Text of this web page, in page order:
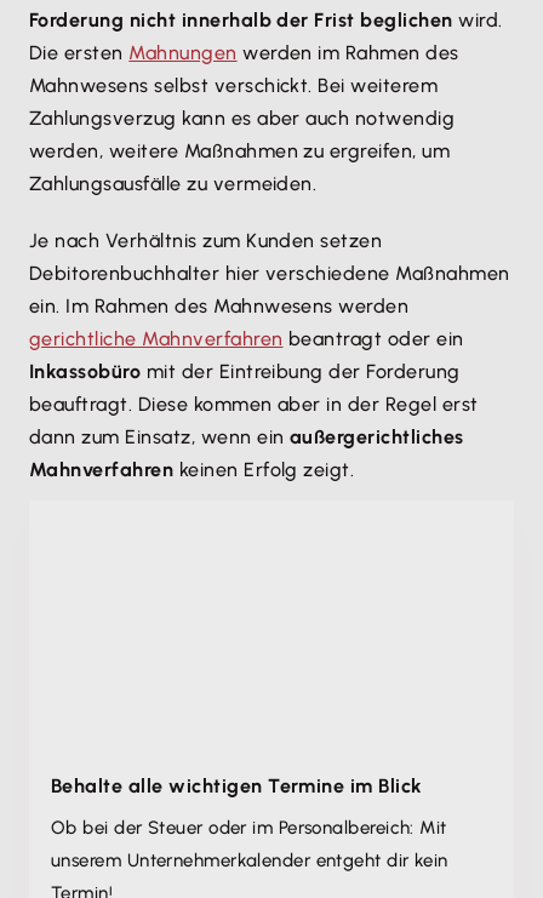
Forderung nicht innerhalb der Frist beglichen wird.
Die ersten Mahnungen werden im Rahmen des
Mahnwesens selbst verschickt. Bei weiterem
Zahlungsverzug kann es aber auch notwendig
werden, weitere Maßnahmen zu ergreifen, um
Zahlungsausfälle zu vermeiden.
Je nach Verhältnis zum Kunden setzen
Debitorenbuchhalter hier verschiedene Maßnahmen
ein. Im Rahmen des Mahnwesens werden
gerichtliche Mahnverfahren beantragt oder ein
Inkassobüro mit der Eintreibung der Forderung
beauftragt. Diese kommen aber in der Regel erst
dann zum Einsatz, wenn ein außergerichtliches
Mahnverfahren keinen Erfolg zeigt.
Behalte alle wichtigen Termine im Blick
Ob bei der Steuer oder im Personalbereich: Mit
unserem Unternehmer­kalender entgeht dir kein
Termin!